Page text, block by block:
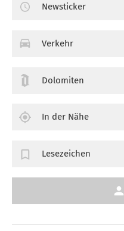
Newsticker
Verkehr
Dolomiten
In der Nähe
Lesezeichen